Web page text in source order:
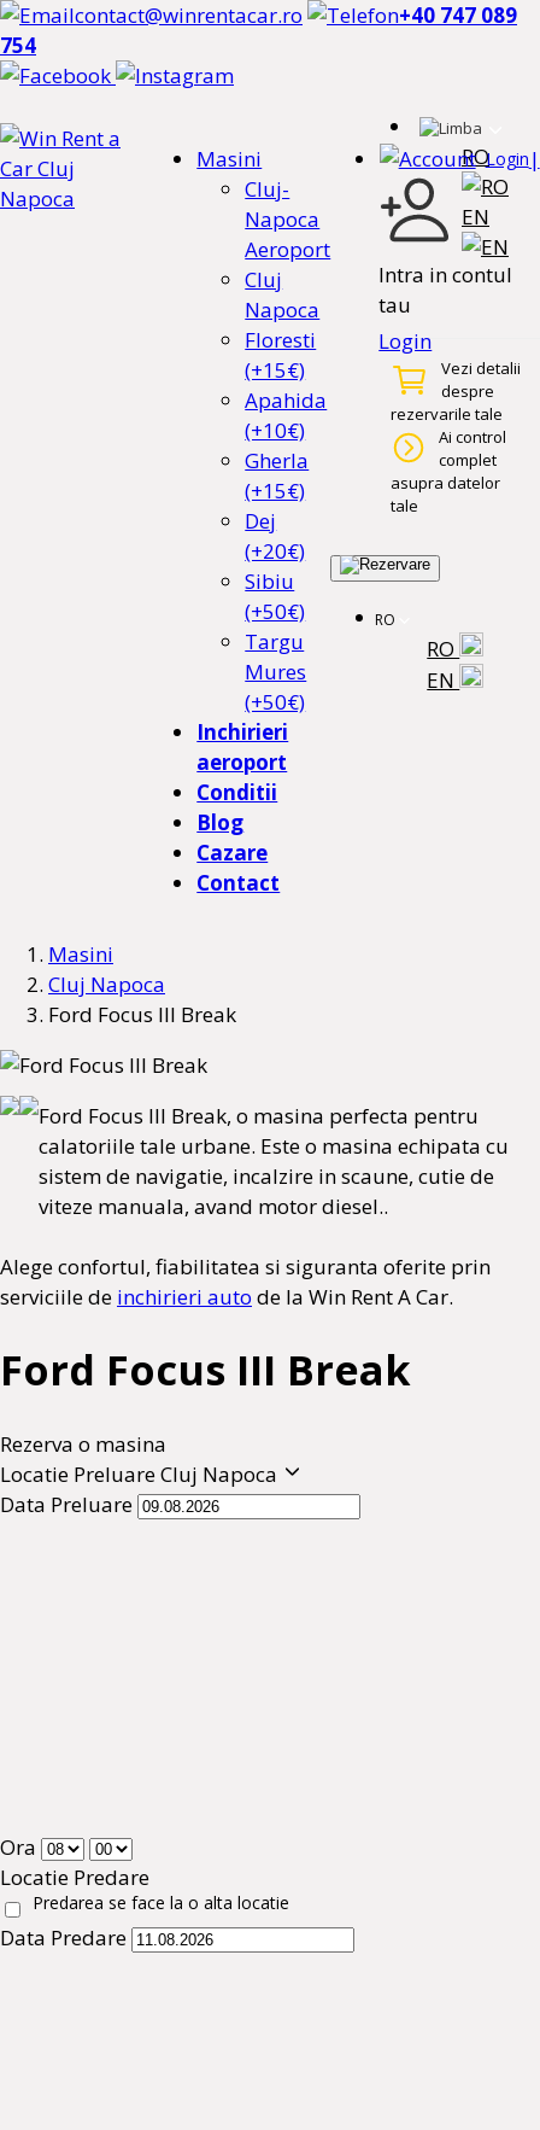
contact@winrentacar.ro
+40 747 089
754
RO
EN
Masini
Cluj-
Napoca
Aeroport
Cluj
Napoca
Floresti
(+15€)
Apahida
(+10€)
Gherla
(+15€)
Dej
(+20€)
Sibiu
(+50€)
Targu
Mures
(+50€)
Inchirieri
aeroport
Conditii
Blog
Cazare
Contact
Login |
Intra in contul
tau
Login
Vezi detalii
despre
rezervarile tale
Ai control
complet
asupra datelor
tale
RO
RO
EN
Masini
Cluj Napoca
Ford Focus III Break
Ford Focus III Break, o masina perfecta pentru
calatoriile tale urbane. Este o masina echipata cu
sistem de navigatie, incalzire in scaune, cutie de
viteze manuala, avand motor diesel..
Alege confortul, fiabilitatea si siguranta oferite prin
serviciile de inchirieri auto de la Win Rent A Car.
Ford Focus III Break
Rezerva o masina
Locatie PreluareCluj Napoca
Data Preluare
Ora
Locatie Predare
Predarea se face la o alta locatie
Data Predare